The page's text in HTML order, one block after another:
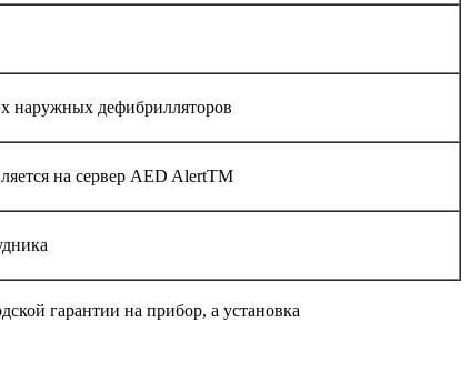
наружных дефибрилляторов
на сервер AED AlertTM
гарантии на прибор, а установка